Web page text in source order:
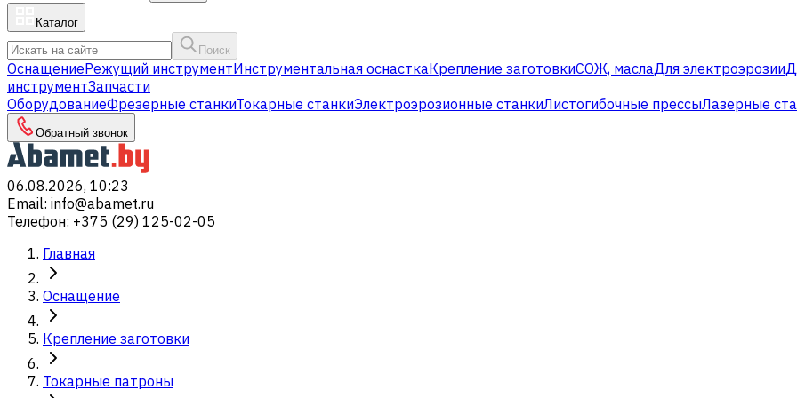
Каталог
Поиск
ОснащениеРежущий инструментИнструментальная оснасткаКрепление заготовкиСОЖ, маслаДля электроэрозии
инструментЗапчасти
ОборудованиеФрезерные станкиТокарные станкиЭлектроэрозионные станкиЛистогибочные прессыЛазерные
Обратный звонок
06.08.2026, 10:23
Email: info@abamet.ru
Телефон: +375 (29) 125-02-05
Главная
Оснащение
Крепление заготовки
Токарные патроны